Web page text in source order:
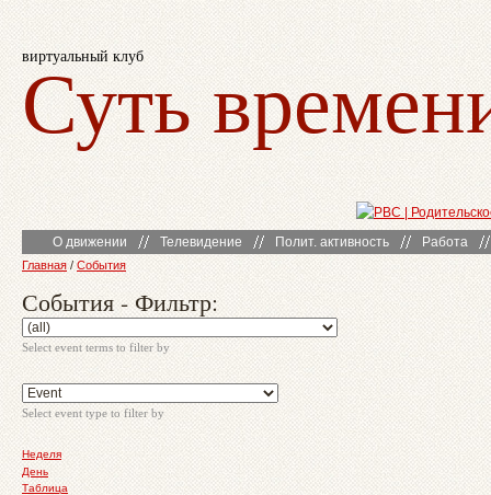
виртуальный клуб
Суть
О движении Телевидение Полит. активность Работа
Главная / События
События - Фильтр:
Select event terms to filter by
Select event type to filter by
Неделя
День
Таблица